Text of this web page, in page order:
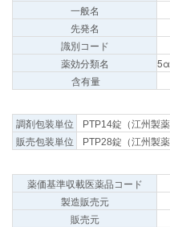
一般名
先発名
識別コード
薬効分類名
含有量
調剤包装単位 PTP14錠（江州製薬
販売包装単位
PTP28錠（江州製薬
薬価基準収載医薬品コード
製造販売元
販売元